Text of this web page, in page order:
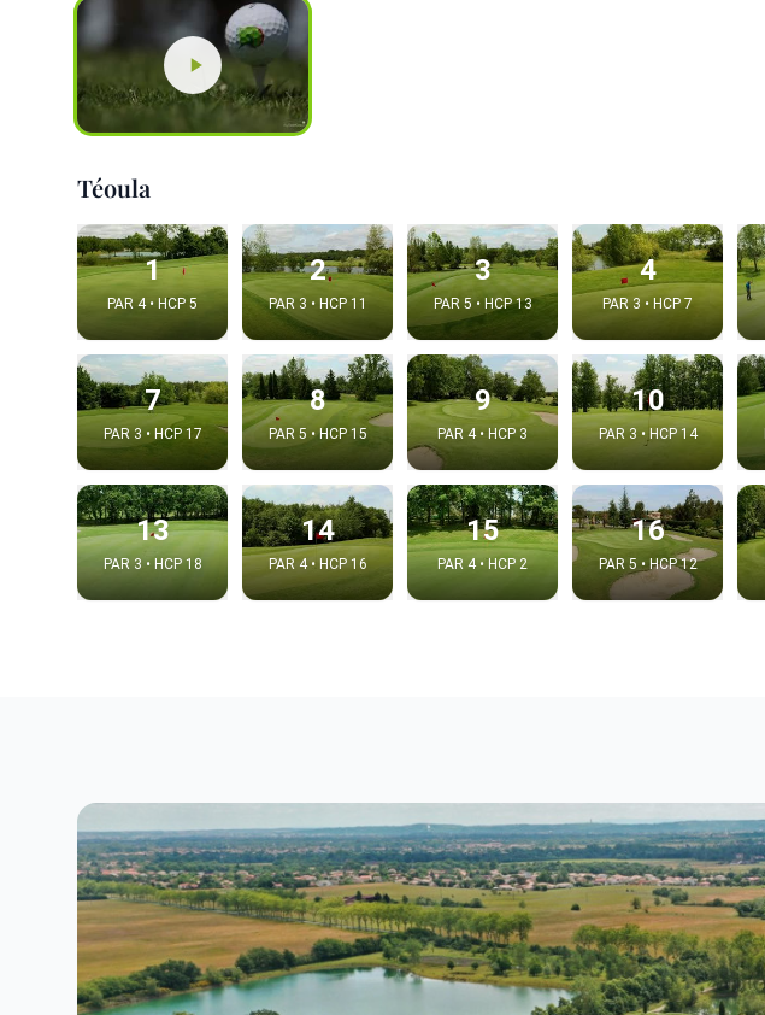
Téoula
1
PAR 4 • HCP 5
2
PAR 3 • HCP 11
3
PAR 5 • HCP 13
4
PAR 3 • HCP 7
7
PAR 3 • HCP 17
8
PAR 5 • HCP 15
9
PAR 4 • HCP 3
10
PAR 3 • HCP 14
13
PAR 3 • HCP 18
14
PAR 4 • HCP 16
15
PAR 4 • HCP 2
16
PAR 5 • HCP 12
Embed code